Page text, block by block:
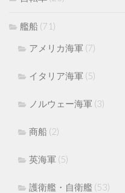
艦船 (71)
アメリカ海軍 (7)
イタリア海軍 (5)
ノルウェー海軍 (3)
商船 (2)
英海軍 (5)
護衛艦・自衛艦 (53)